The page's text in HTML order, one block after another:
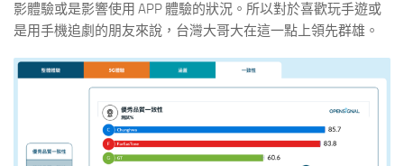
影體驗或是影響使用 APP 體驗的狀況。所以對於喜歡玩手遊或
是用手機追劇的朋友來說，台灣大哥大在這一點上領先群雄。